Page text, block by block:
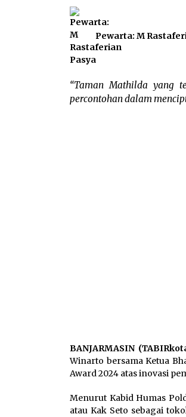
Pewarta: M
“Taman Mathilda yang
percontohan dalam
BANJARMASIN
Winarto bersama Ketua
Award 2024 atas inovasi
Menurut Kabid Humas
atau Kak Seto sebagai